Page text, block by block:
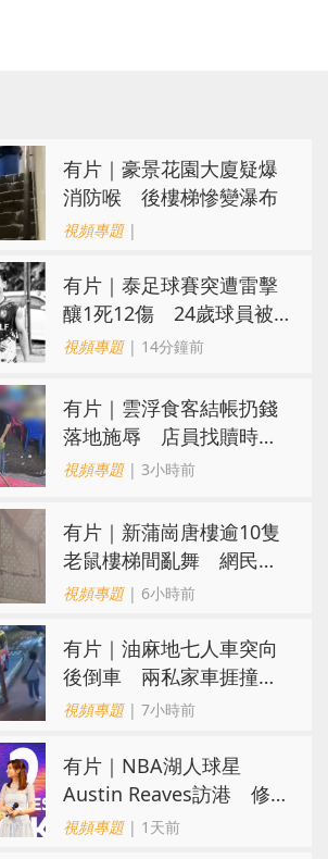
有片｜豪景花園大廈疑爆
消防喉 後樓梯慘變瀑布
視頻專題|
有片｜泰足球賽突遭雷擊
釀1死12傷 24歲球員被
閃電劈中亡
視頻專題| 14分鐘前
​有片｜雲浮食客結帳扔錢
落地施辱 店員找贖時還
施彼身獲老闆肯定
視頻專題| 3小時前
有片｜新蒲崗唐樓逾10隻
老鼠樓梯間亂舞 網民嚇
親：每次經過都要好大勇
視頻專題| 6小時前
有片｜油麻地七人車突向
後倒車 兩私家車捱撞
司機不顧而去
視頻專題| 7小時前
有片｜NBA湖人球星
Austin Reaves訪港 修
頓與青少年交流球技
視頻專題| 1天前